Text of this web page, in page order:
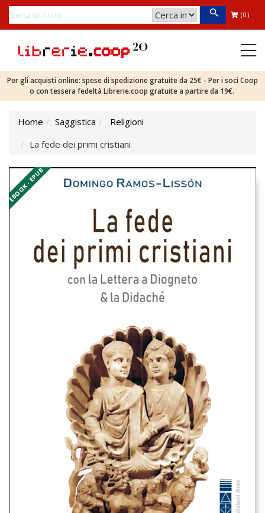
(0)
Per gli acquisti online: spese di spedizione gratuite da 25€ - Per i soci Coop
o con tessera fedeltà Librerie.coop gratuite a partire da 19€.
Home Saggistica
Religioni
La fede dei primi cristiani
EBOOK - EPUB